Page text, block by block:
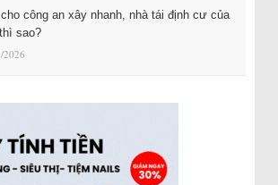
công an xây nhanh, nhà tái định cư của
sao?
2026